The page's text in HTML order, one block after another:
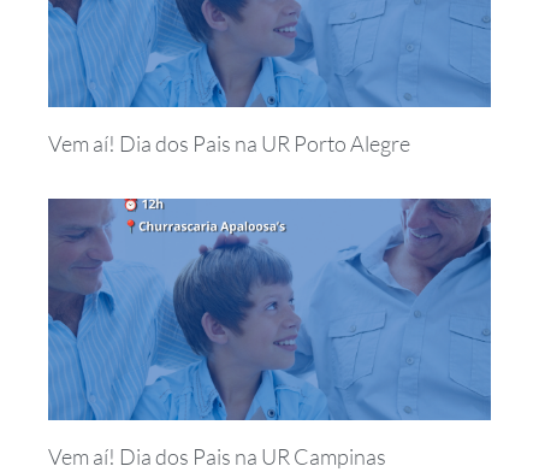
Vem aí! Dia dos Pais na UR Porto Alegre
Vem aí! Dia dos Pais na UR Campinas